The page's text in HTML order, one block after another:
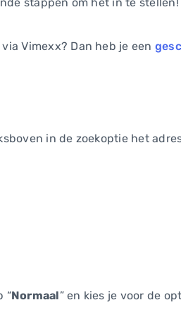
Vimexx? Dan heb je een
in de zoekoptie het
“Normaal” en kies je voor de